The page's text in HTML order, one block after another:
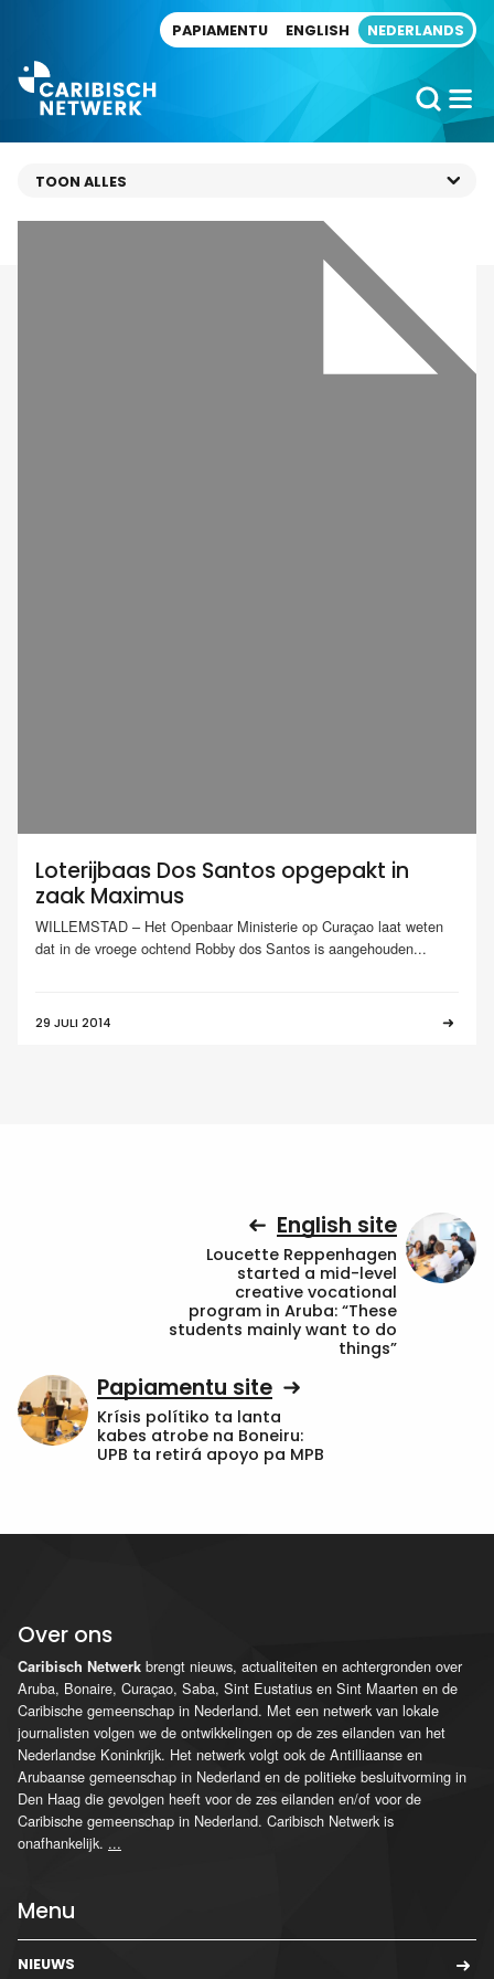
PAPIAMENTU ENGLISH NEDERLANDS
Loterijbaas Dos Santos opgepakt in
zaak Maximus
WILLEMSTAD – Het Openbaar Ministerie op Curaçao laat weten
dat in de vroege ochtend Robby dos Santos is aangehouden...
29 JULI 2014
English site
Loucette Reppenhagen
started a mid-level
creative vocational
program in Aruba: “These
students mainly want to do
things”
Papiamentu site
Krísis polítiko ta lanta
kabes atrobe na Boneiru:
UPB ta retirá apoyo pa MPB
Over ons
Caribisch Netwerk brengt nieuws, actualiteiten en achtergronden over
Aruba, Bonaire, Curaçao, Saba, Sint Eustatius en Sint Maarten en de
Caribische gemeenschap in Nederland. Met een netwerk van lokale
journalisten volgen we de ontwikkelingen op de zes eilanden van het
Nederlandse Koninkrijk. Het netwerk volgt ook de Antilliaanse en
Arubaanse gemeenschap in Nederland en de politieke besluitvorming in
Den Haag die gevolgen heeft voor de zes eilanden en/of voor de
Caribische gemeenschap in Nederland. Caribisch Netwerk is
onafhankelijk. ...
Menu
NIEUWS